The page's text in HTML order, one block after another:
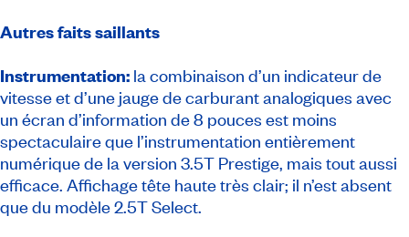
Autres faits saillants
Instrumentation: la combinaison d’un indicateur de
vitesse et d’une jauge de carburant analogiques avec
un écran d’information de 8 pouces est moins
spectaculaire que l’instrumentation entièrement
numérique de la version 3.5T Prestige, mais tout aussi
efficace. Affichage tête haute très clair; il n’est absent
que du modèle 2.5T Select.